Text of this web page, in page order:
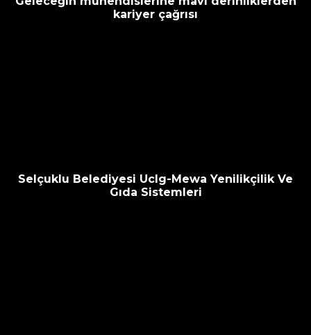
kariyer çağrısı
Selçuklu Belediyesi Uclg-Mewa Yenilikçilik Ve
Gıda Sistemleri